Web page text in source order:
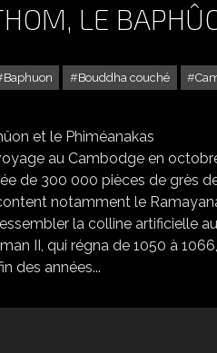
LE
Baphuon Bouddha couché
au Cambodge en
de 300 000 pièces de grès
notamment le
la colline artificielle
II, qui régna de 1050 à
des années...